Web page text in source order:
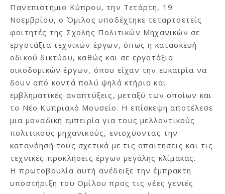
Πανεπιστήμιο Κύπρου, την Τετάρτη, 19
Νοεμβρίου, ο Όμιλος υποδέχτηκε τεταρτοετείς
φοιτητές της Σχολής Πολιτικών Μηχανικών σε
εργοτάξια τεχνικών έργων, όπως η κατασκευή
οδικού δικτύου, καθώς και σε εργοτάξια
οικοδομικών έργων, όπου είχαν την ευκαιρία να
δουν από κοντά πολύ ψηλά κτήρια και
εμβληματικές αναπτύξεις, μεταξύ των οποίων και
το Νέο Κυπριακό Μουσείο. Η επίσκεψη αποτέλεσε
μια μοναδική εμπειρία για τους μελλοντικούς
πολιτικούς μηχανικούς, ενισχύοντας την
κατανόησή τους σχετικά με τις απαιτήσεις και τις
τεχνικές προκλήσεις έργων μεγάλης κλίμακας.
Η πρωτοβουλία αυτή ανέδειξε την έμπρακτη
υποστήριξη του Ομίλου προς τις νέες γενιές